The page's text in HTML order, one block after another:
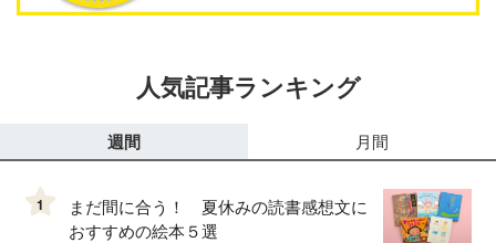
人気記事ランキング
週間 月間
1
まだ間に合う！ 夏休みの読書感想文に
おすすめの絵本５選